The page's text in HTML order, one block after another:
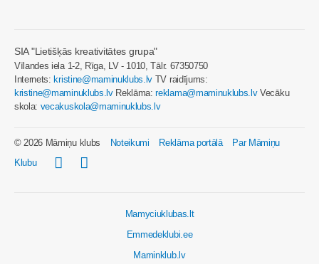
SIA "Lietišķās kreativitātes grupa"
Vīlandes iela 1-2, Rīga, LV - 1010, Tālr. 67350750
Internets:kristine@maminuklubs.lv TV raidījums:
kristine@maminuklubs.lvReklāma:reklama@maminuklubs.lvVecāku
skola: vecakuskola@maminuklubs.lv
© 2026 Māmiņu klubs Noteikumi Reklāma portālā
Par Māmiņu
Klubu
Mamyciuklubas.lt
Emmedeklubi.ee
Maminklub.lv